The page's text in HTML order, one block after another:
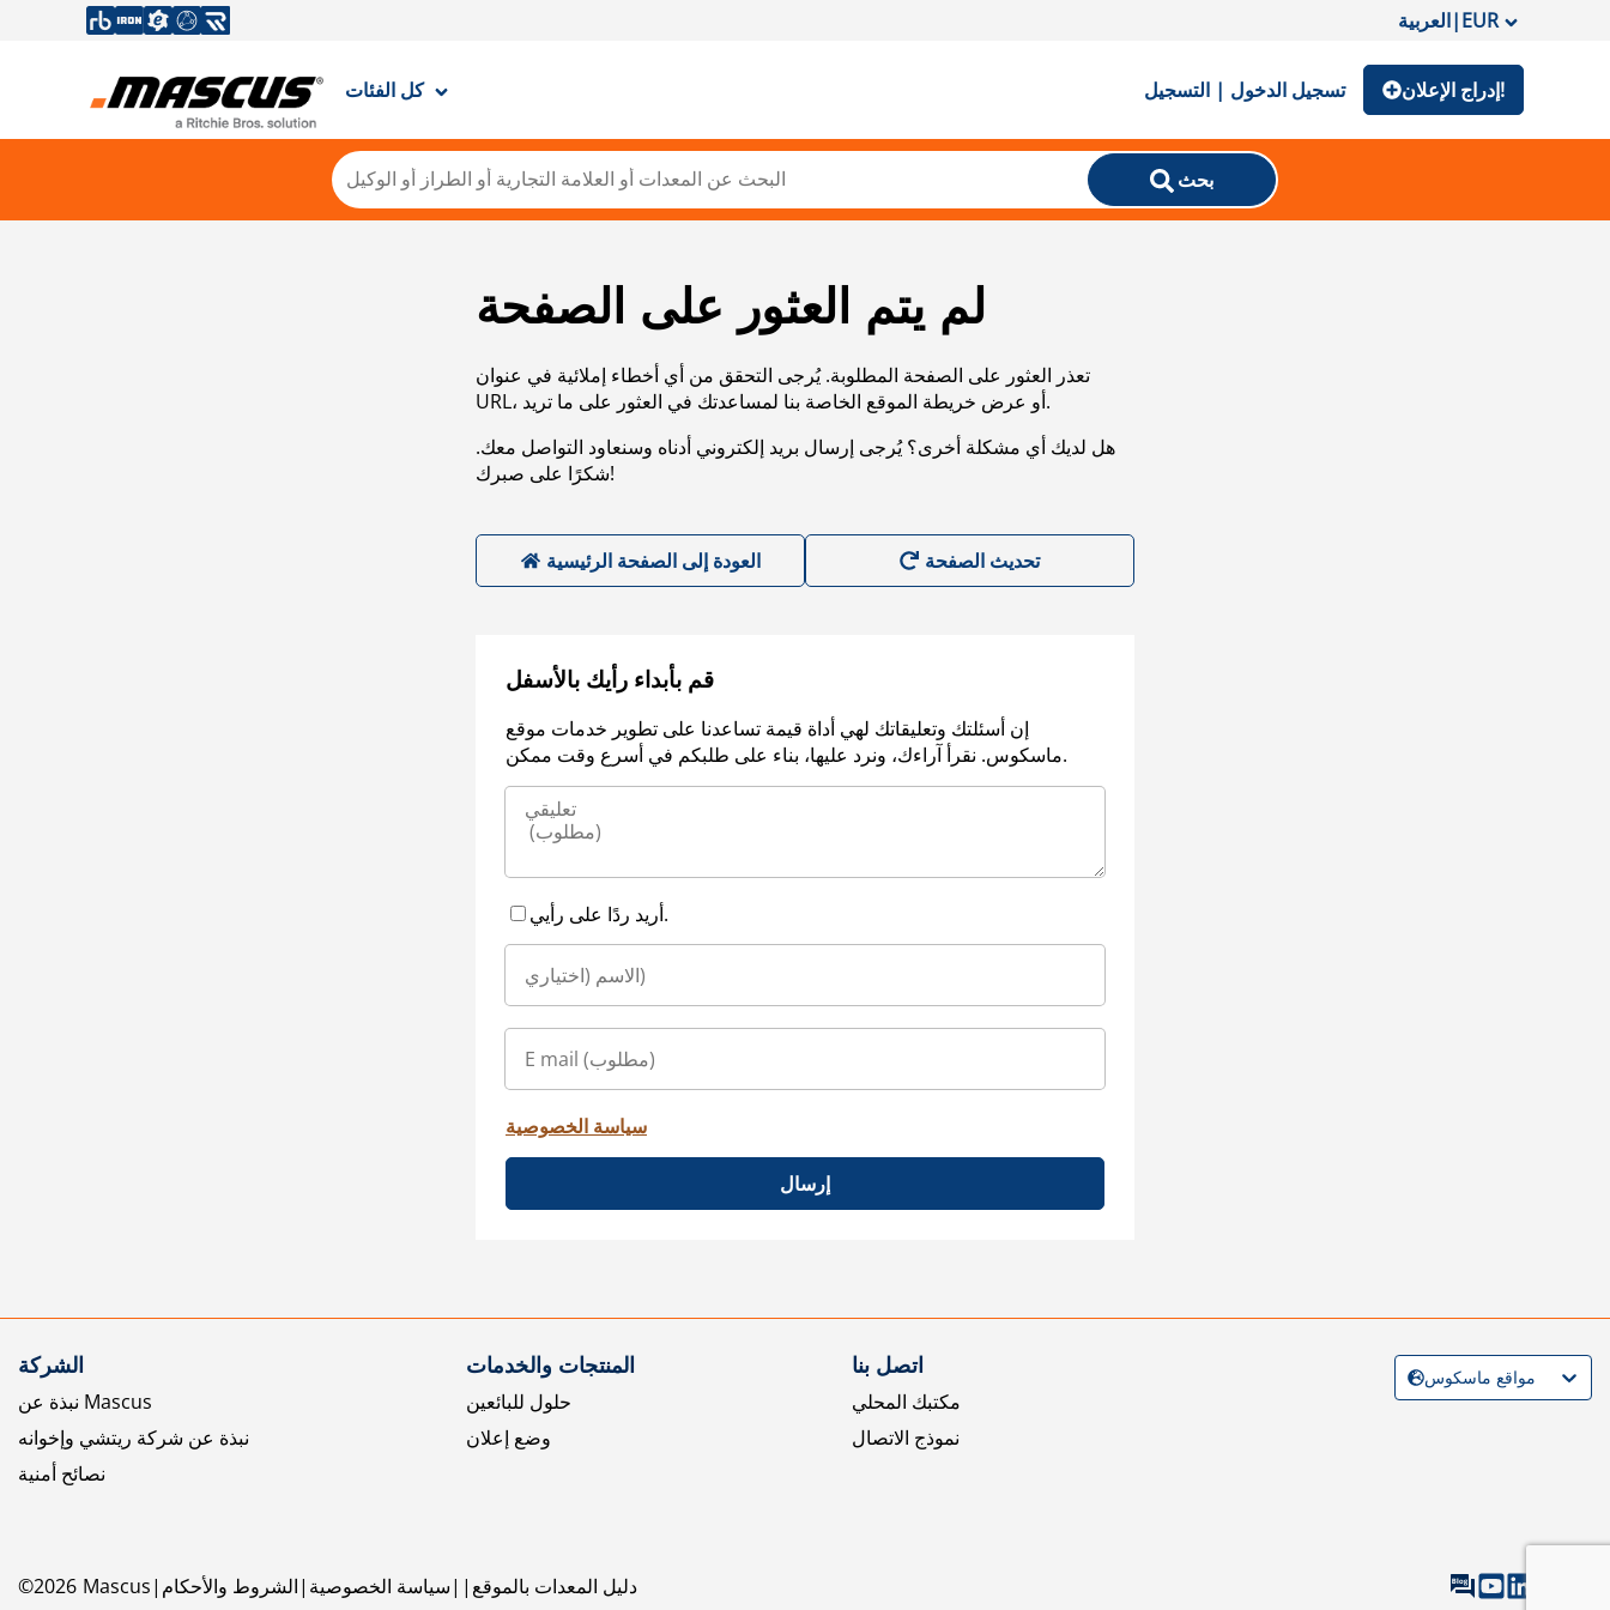
العربية|EUR
كل الفئات تسجيل الدخول | التسجيل إدراج الإعلان!
بحث
لم يتم العثور على الصفحة
تعذر العثور على الصفحة المطلوبة. يُرجى التحقق من أي أخطاء إملائية في عنوان
URL، أو عرض خريطة الموقع الخاصة بنا لمساعدتك في العثور على ما تريد.
هل لديك أي مشكلة أخرى؟ يُرجى إرسال بريد إلكتروني أدناه وسنعاود التواصل معك.
شكرًا على صبرك!
العودة إلى الصفحة الرئيسية
قم بأبداء رأيك بالأسفل
إن أسئلتك وتعليقاتك لهي أداة قيمة تساعدنا على تطوير خدمات موقع
ماسكوس. نقرأ آراءك، ونرد عليها، بناء على طلبكم في أسرع وقت ممكن.
أريد ردًا على رأيي.
سياسة الخصوصية
إرسال
الشركة
نبذة عن Mascus
نبذة عن شركة ريتشي وإخوانه
نصائح أمنية
المنتجات والخدمات
حلول للبائعين
وضع إعلان
اتصل بنا
مكتبك المحلي
نموذج الاتصال
©2026 Mascus الشروط والأحكام سياسة الخصوصية دليل المعدات بالموقع
مواقع ماسكوس